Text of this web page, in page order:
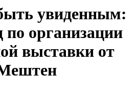
увиденным:
организации
выставки от